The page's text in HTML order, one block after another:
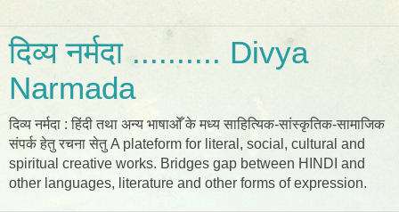
दिव्य नर्मदा .......... Divya
Narmada
दिव्य नर्मदा : हिंदी तथा अन्य भाषाओँ के मध्य साहित्यिक-सांस्कृतिक-सामाजिक
संपर्क हेतु रचना सेतु A plateform for literal, social, cultural and
spiritual creative works. Bridges gap between HINDI and
other languages, literature and other forms of expression.